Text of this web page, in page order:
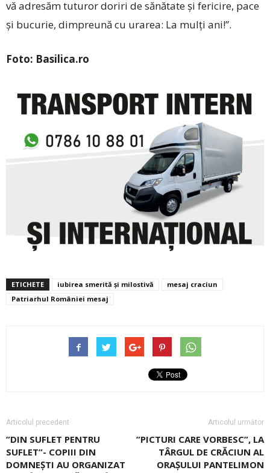
vă adresăm tuturor doriri de sănătate și fericire, pace
și bucurie, dimpreună cu urarea: La mulți ani!”.
Foto: Basilica.ro
ETICHETE iubirea smerită și milostivă
mesaj craciun
Patriarhul României mesaj
Articolul precedent
”DIN SUFLET PENTRU
SUFLET”- COPIII DIN
DOMNEȘTI AU ORGANIZAT
Articolul următor
”PICTURI CARE VORBESC”, LA
TÂRGUL DE CRĂCIUN AL
ORAŞULUI PANTELIMON